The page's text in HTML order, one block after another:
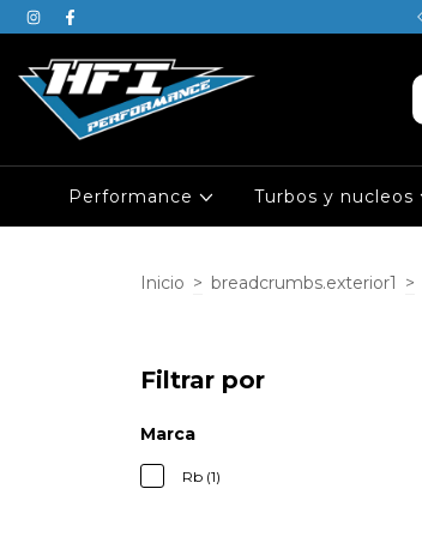
JUSTIN ES DE PISCIS
Performance Turbos y nucleos
Inicio > breadcrumbs.exterior1 >
Filtrar por
Marca
Rb (1)